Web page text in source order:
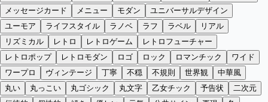
メッセージカード
メニュー モダン
ユニバーサルデザイン
ユーモア
ライフスタイル ラノベ ラフ ラベル
リアル
リズミカル
レトロ レトロゲーム
レトロフューチャー
レトロポップ
レトロモダン ロゴ ロック ロマンチック
ワイド
ワープロ
ヴィンテージ 丁寧 不穏 不規則 世界観
中華風
丸い
丸っこい 丸ゴシック 丸文字 乙女チック 予告状
二次元